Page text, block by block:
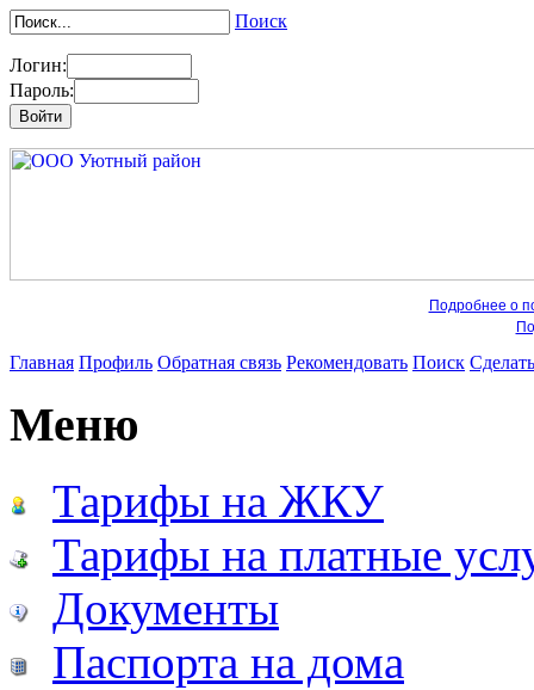
Поиск
Логин:
Пароль:
Подробнее о
Главная Профиль Обратная связь Рекомендовать Поиск
Меню
Тарифы на ЖКУ
Тарифы на платные
Документы
Паспорта на дома